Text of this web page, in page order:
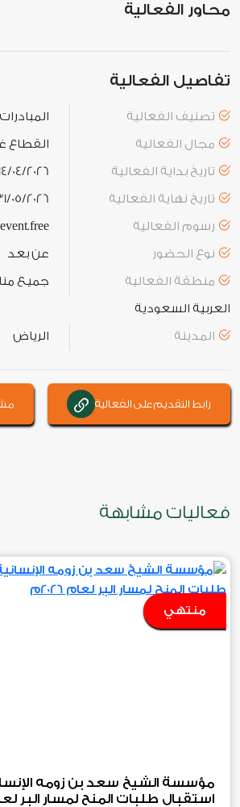
محاور الفعالية
تفاصيل الفعالية
تصنيف الفعالية
المبادرات
مجال الفعالية
القطاع
تاريخ بداية الفعالية
14/04/2026
تاريخ نهاية الفعالية
05/2026
رسوم الفعالية
event.free
نوع الحضور
عن بعد
منطقة الفعالية
جميع
العربية السعودية
المدينة
الرياض
رابط التقديم على الفعالية
فعاليات مشابهة
منتهي
استقبال طلبات المنح لمسار البر لعام